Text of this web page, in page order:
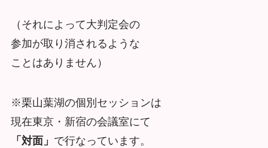
（それによって大判定会の
参加が取り消されるような
ことはありません）
※栗山葉湖の個別セッションは
現在東京・新宿の会議室にて
「対面」 で行なっています。